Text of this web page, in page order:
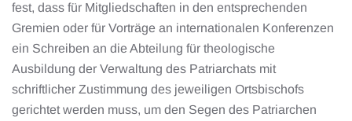
fest, dass für Mitgliedschaften in den entsprechenden
Gremien oder für Vorträge an internationalen Konferenzen
ein Schreiben an die Abteilung für theologische
Ausbildung der Verwaltung des Patriarchats mit
schriftlicher Zustimmung des jeweiligen Ortsbischofs
gerichtet werden muss, um den Segen des Patriarchen